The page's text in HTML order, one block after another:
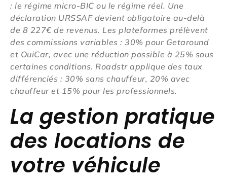
: le régime micro-BIC ou le régime réel. Une
déclaration URSSAF devient obligatoire au-delà
de 8 227€ de revenus. Les plateformes prélèvent
des commissions variables : 30% pour Getaround
et OuiCar, avec une réduction possible à 25% sous
certaines conditions. Roadstr applique des taux
différenciés : 30% sans chauffeur, 20% avec
chauffeur et 15% pour les professionnels.
La gestion pratique
des locations de
votre véhicule